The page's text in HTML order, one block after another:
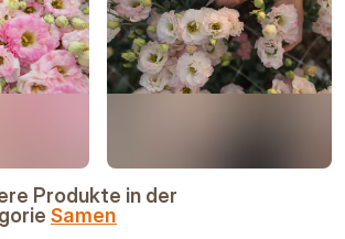
Produkte in der
Samen